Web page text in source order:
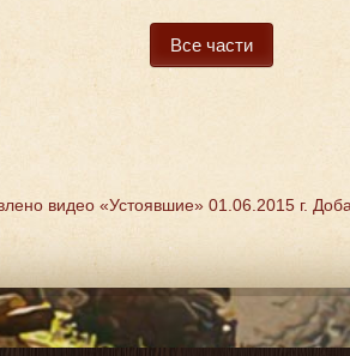
Все части
видео «Устоявшие» 01.06.2015 г.